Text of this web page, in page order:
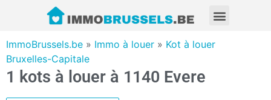
ImmoBrussels.be » Immo à louer » Kot à louer
Bruxelles-Capitale
1 kots à louer à 1140 Evere